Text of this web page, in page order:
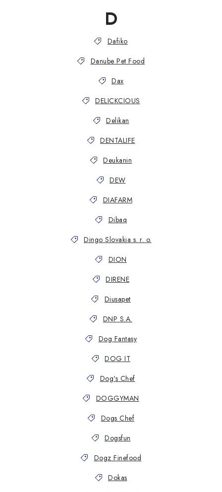
D
Dafiko
Danube Pet Food
Dax
DELICKCIOUS
Delikan
DENTALIFE
Deukanin
DEW
DIAFARM
Dibaq
Dingo Slovakia s. r. o.
DION
DIRENE
Diusapet
DNP S.A.
Dog Fantasy
DOG IT
Dog's Chef
DOGGYMAN
Dogs Chef
Dogsfun
Dogz Finefood
Dokas